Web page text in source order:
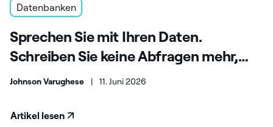
Datenbanken
Sprechen Sie mit Ihren Daten.
Schreiben Sie keine Abfragen mehr,
sondern stellen Sie Fragen.
Johnson Varughese | 11. Juni 2026
Artikel lesen